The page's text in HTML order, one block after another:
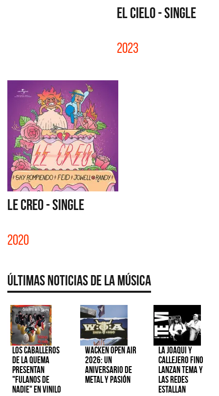
EL CIELO - SINGLE
2023
LE CREO - SINGLE
2020
Últimas Noticias de la Música
Los Caballeros
de la Quema
presentan
"Fulanos de
Nadie" en vinilo
Wacken Open Air
2026: Un
aniversario de
metal y pasión
La Joaqui y
Callejero Fino
lanzan tema y
las redes
estallan